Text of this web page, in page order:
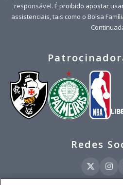
responsável. É proibido apostar
assistenciais, tais como o Bolsa
Redes